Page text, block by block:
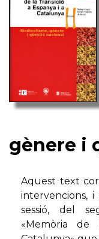
gènere i
Aquest text
intervencions,
sessió, del
«Memòria